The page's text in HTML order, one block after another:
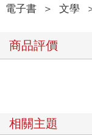
說，説台語並不是一
得學習？有人認為
是這樣嗎？讀國中以
和台文（台語的文
闊，像是發現藏身
語裡到底還有多少我
電子書 ＞ 文學
商品評價
相關主題